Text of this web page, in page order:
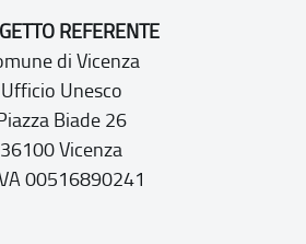
REFERENTE
di Vicenza
Ufficio Unesco
Biade 26
36100 Vicenza
00516890241